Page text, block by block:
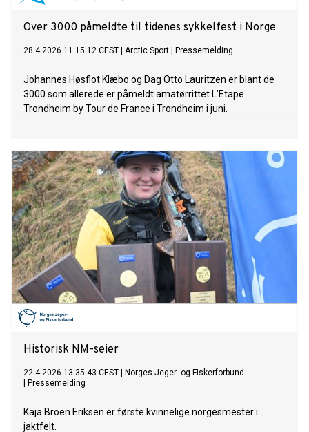
Over 3000 påmeldte til tidenes sykkelfest i Norge
28.4.2026 11:15:12 CEST Arctic Sport Pressemelding
Johannes Høsflot Klæbo og Dag Otto Lauritzen er blant de
3000 som allerede er påmeldt amatørrittet L’Etape
Trondheim by Tour de France i Trondheim i juni.
Historisk NM-seier
22.4.2026 13:35:43 CEST
Norges Jeger- og Fiskerforbund
Pressemelding
Kaja Broen Eriksen er første kvinnelige norgesmester i
jaktfelt.